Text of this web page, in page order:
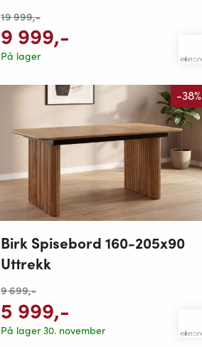
19 999,-
9 999,-
På lager
-38%
Birk Spisebord 160-205x90
Uttrekk
9 699,-
5 999,-
På lager 30. november